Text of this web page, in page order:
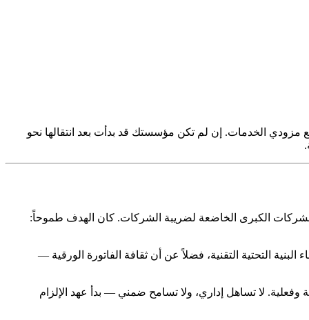
في تونس — بل هي التزام قانوني فُرض تدريجياً منذ 2016، وامتد اعتباراً من الأول من يناير 2026 ليشمل جميع مزودي الخدمات. إن لم تكن مؤسستك قد بدأت بعد انتقالها نحو
الكبرى الخاضعة لضريبة الشركات. كان الهدف طموحاً:
التحتية التقنية، فضلاً عن أن ثقافة الفاتورة الورقية —
باتت العقوبات المالية ملموسة وفعلية. لا تساهل إداري، ولا تسامح ضمني — بدأ عهد الإلزام